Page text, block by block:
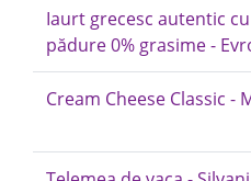
Iaurt grecesc autentic
pădure 0% grasime -
Cream Cheese Classic -